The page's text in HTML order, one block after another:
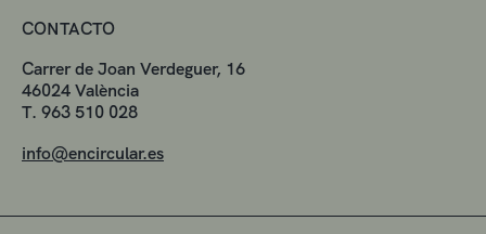
CONTACTO
Carrer de Joan Verdeguer, 16
46024 València
T. 963 510 028
info@encircular.es